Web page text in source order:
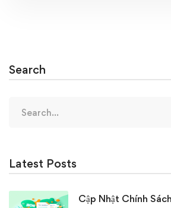
Search
for:
Latest Posts
Cập Nhật Chính